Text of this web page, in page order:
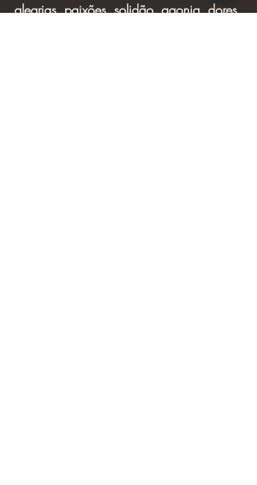
alegrias, paixões, solidão, agonia, dores